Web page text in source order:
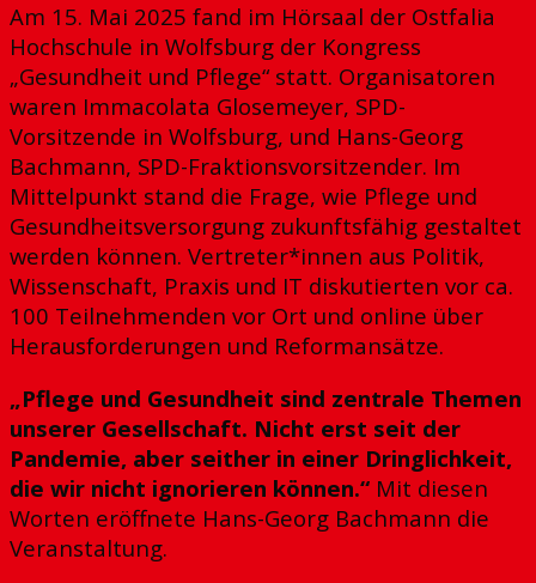
Am 15. Mai 2025 fand im Hörsaal der Ostfalia
Hochschule in Wolfsburg der Kongress
„Gesundheit und Pflege“ statt. Organisatoren
waren Immacolata Glosemeyer, SPD-
Vorsitzende in Wolfsburg, und Hans-Georg
Bachmann, SPD-Fraktionsvorsitzender. Im
Mittelpunkt stand die Frage, wie Pflege und
Gesundheitsversorgung zukunftsfähig gestaltet
werden können. Vertreter*innen aus Politik,
Wissenschaft, Praxis und IT diskutierten vor ca.
100 Teilnehmenden vor Ort und online über
Herausforderungen und Reformansätze.
„Pflege und Gesundheit sind zentrale Themen
unserer Gesellschaft. Nicht erst seit der
Pandemie, aber seither in einer Dringlichkeit,
die wir nicht ignorieren können.“ Mit diesen
Worten eröffnete Hans-Georg Bachmann die
Veranstaltung.